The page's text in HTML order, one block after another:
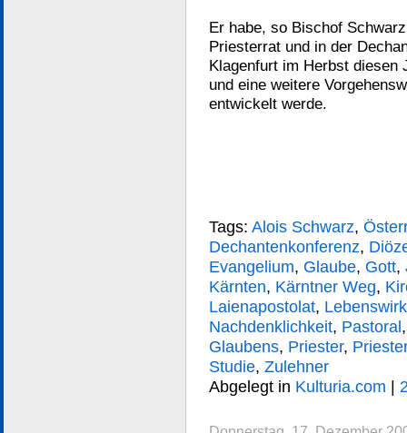
Er habe, so Bischof
Priesterrat und in der
Klagenfurt im Herbst
und eine weitere
entwickelt werde.
Tags: Alois Schwarz,
Dechantenkonferenz,
Evangelium, Glaube, Gott,
Kärnten, Kärntner Weg,
Laienapostolat,
Nachdenklichkeit, Pastoral
Glaubens, Priester,
Studie, Zulehner
Abgelegt in Kulturia.com |